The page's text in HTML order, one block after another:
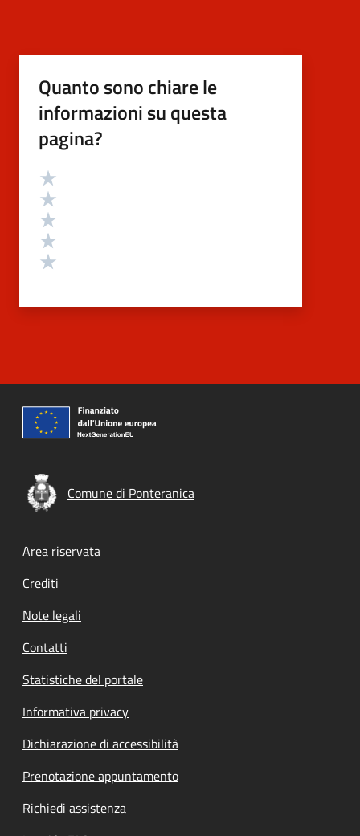
Quanto sono chiare le
informazioni su questa
pagina?
Valutazione
Comune di Ponteranica
Footer menu
Area riservata
Crediti
Note legali
Contatti
Statistiche del portale
Informativa privacy
Dichiarazione di accessibilità
Prenotazione appuntamento
Richiedi assistenza